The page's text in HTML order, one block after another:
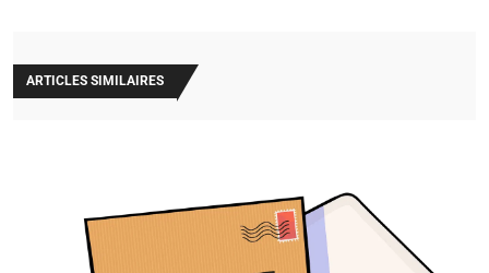
ARTICLES SIMILAIRES